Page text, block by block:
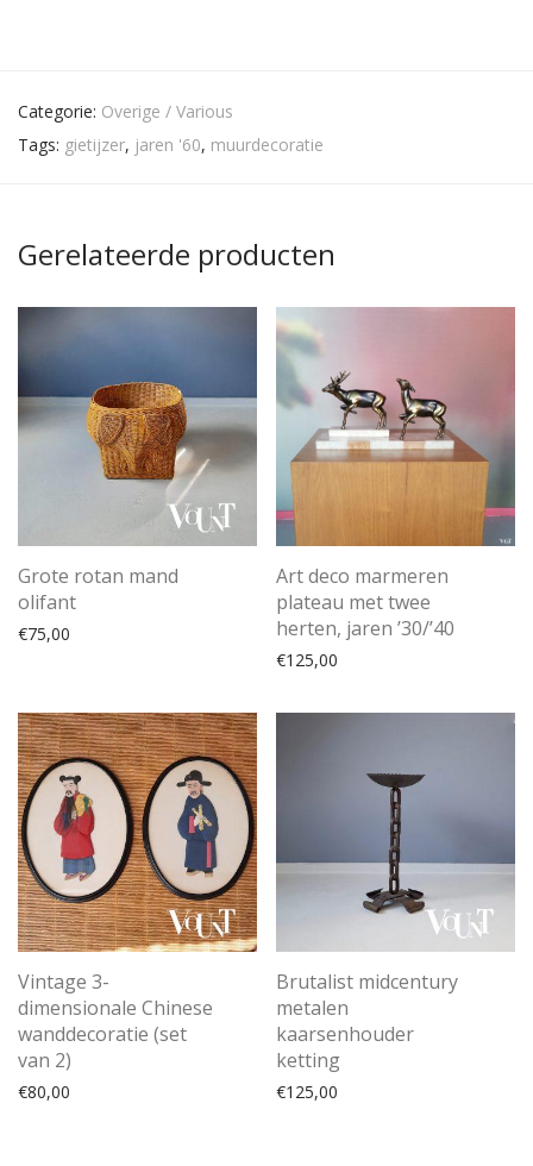
Categorie: Overige / Various
Tags: gietijzer, jaren '60, muurdecoratie
Gerelateerde producten
Grote rotan mand
olifant
€75,00
Art deco marmeren
plateau met twee
herten, jaren ’30/’40
€125,00
Vintage 3-
dimensionale Chinese
wanddecoratie (set
van 2)
€80,00
Brutalist midcentury
metalen
kaarsenhouder
ketting
€125,00